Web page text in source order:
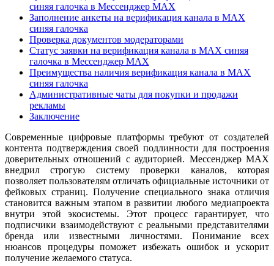
синяя галочка в Мессенджер MAX
Заполнение анкеты на верификация канала в MAX
синяя галочка
Проверка документов модераторами
Статус заявки на верификация канала в MAX синяя
галочка в Мессенджер MAX
Преимущества наличия верификация канала в MAX
синяя галочка
Административные чаты для покупки и продажи
рекламы
Заключение
Современные цифровые платформы требуют от создателей
контента подтверждения своей подлинности для построения
доверительных отношений с аудиторией. Мессенджер MAX
внедрил строгую систему проверки каналов, которая
позволяет пользователям отличать официальные источники от
фейковых страниц. Получение специального знака отличия
становится важным этапом в развитии любого медиапроекта
внутри этой экосистемы. Этот процесс гарантирует, что
подписчики взаимодействуют с реальными представителями
бренда или известными личностями. Понимание всех
нюансов процедуры поможет избежать ошибок и ускорит
получение желаемого статуса.